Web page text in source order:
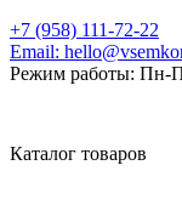
+7 (958) 111-72-22
Email:
Режим работы: Пн-
Каталог товаров